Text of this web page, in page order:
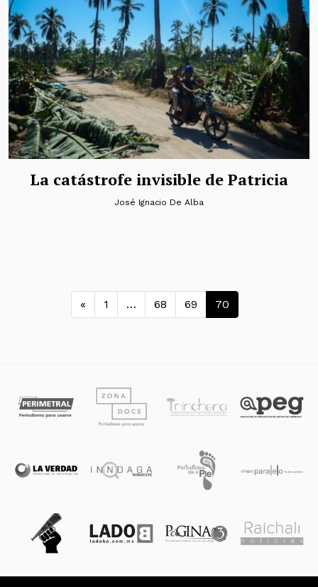
La catástrofe invisible de Patricia
José Ignacio De Alba
Navegación de entradas
« 1 … 68 69 70